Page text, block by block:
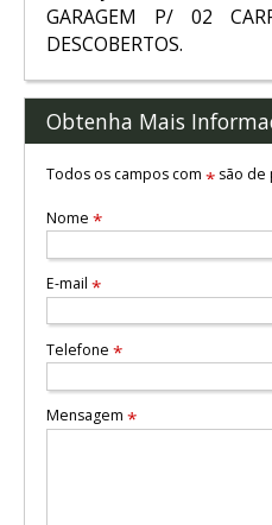
GARAGEM P/ 02
DESCOBERTOS.
Obtenha Mais
Todos os campos com *são de
Nome *
E-mail *
Telefone *
Mensagem *